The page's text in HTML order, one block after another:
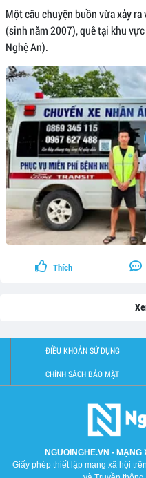
Một câu chuyện buồn vừa xảy
(sinh năm 2007), quê tại khu
Nghệ An).
Thích
ĐIỀU KHOẢN SỬ DỤNG
CHÍNH SÁCH BẢO MẬT
NGUOINGHE.VN -
Giấy phép thiết lập mạng xã hội